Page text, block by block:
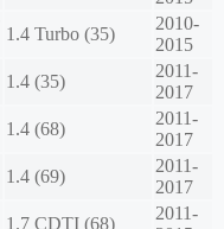
1.4 Turbo (35)
2010-
2015
1.4 (35)
2011-
2017
1.4 (68)
2011-
2017
1.4 (69)
2011-
2017
1.7 CDTI (68)
2011-